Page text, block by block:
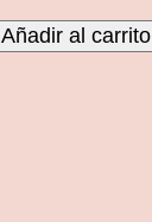
Añadir al carrito